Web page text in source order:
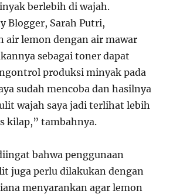
berlebih di wajah.
Blogger, Sarah Putri,
air lemon dengan air mawar
sebagai toner dapat
produksi minyak pada
sudah mencoba dan hasilnya
wajah saya jadi terlihat lebih
kilap,” tambahnya.
bahwa penggunaan
juga perlu dilakukan dengan
menyarankan agar lemon